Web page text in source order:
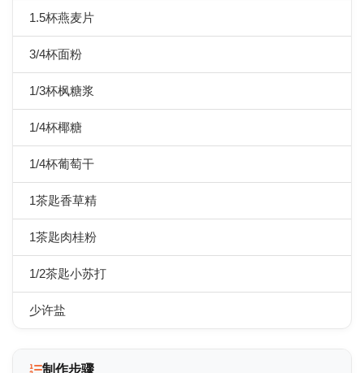
1.5杯燕麦片
3/4杯面粉
1/3杯枫糖浆
1/4杯椰糖
1/4杯葡萄干
1茶匙香草精
1茶匙肉桂粉
1/2茶匙小苏打
少许盐
制作步骤